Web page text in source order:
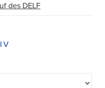
des DELF